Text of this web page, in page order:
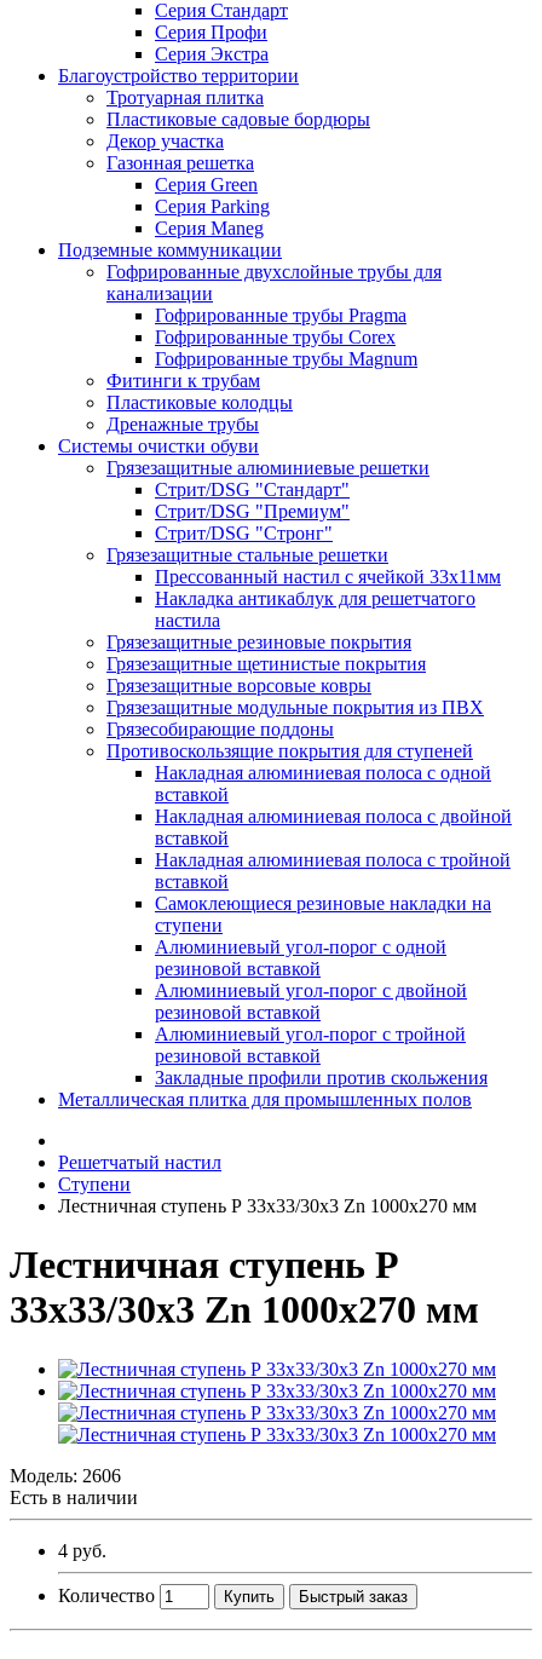
Серия Стандарт
Серия Профи
Серия Экстра
Благоустройство территории
Тротуарная плитка
Пластиковые садовые бордюры
Декор участка
Газонная решетка
Серия Green
Серия Parking
Серия Maneg
Подземные коммуникации
Гофрированные двухслойные трубы для
канализации
Гофрированные трубы Pragma
Гофрированные трубы Corex
Гофрированные трубы Magnum
Фитинги к трубам
Пластиковые колодцы
Дренажные трубы
Системы очистки обуви
Грязезащитные алюминиевые решетки
Стрит/DSG "Стандарт"
Стрит/DSG "Премиум"
Стрит/DSG "Стронг"
Грязезащитные стальные решетки
Прессованный настил с ячейкой 33х11мм
Накладка антикаблук для решетчатого
настила
Грязезащитные резиновые покрытия
Грязезащитные щетинистые покрытия
Грязезащитные ворсовые ковры
Грязезащитные модульные покрытия из ПВХ
Грязесобирающие поддоны
Противоскользящие покрытия для ступеней
Накладная алюминиевая полоса с одной
вставкой
Накладная алюминиевая полоса с двойной
вставкой
Накладная алюминиевая полоса с тройной
вставкой
Самоклеющиеся резиновые накладки на
ступени
Алюминиевый угол-порог с одной
резиновой вставкой
Алюминиевый угол-порог с двойной
резиновой вставкой
Алюминиевый угол-порог с тройной
резиновой вставкой
Закладные профили против скольжения
Металлическая плитка для промышленных полов
Решетчатый настил
Ступени
Лестничная ступень Р 33х33/30х3 Zn 1000х270 мм
Лестничная ступень Р
33х33/30х3 Zn 1000х270 мм
Модель: 2606
Есть в наличии
4 руб.
Количество Купить Быстрый заказ